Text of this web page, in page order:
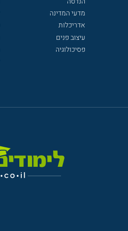
מדעי המדינה
אדריכלות
עיצוב פנים
פסיכולוגיה